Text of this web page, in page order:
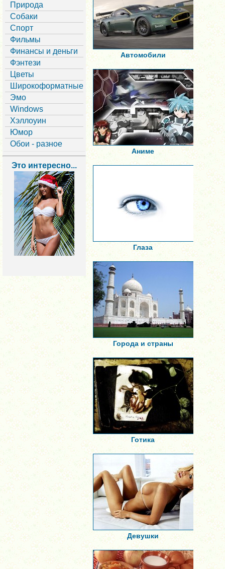
Природа
Собаки
Спорт
Фильмы
Финансы и деньги
Фэнтези
Цветы
Широкоформатные
Эмо
Windows
Хэллоуин
Юмор
Обои - разное
Это интересно...
Автомобили
Аниме
Глаза
Города и страны
Готика
Девушки